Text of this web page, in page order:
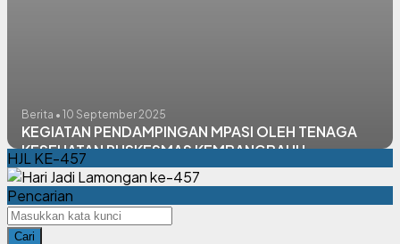
Berita • 10 September 2025
KEGIATAN PENDAMPINGAN MPASI OLEH TENAGA
KESEHATAN PUSKESMAS KEMBANGBAHU
HJL KE-457
Pencarian
Cari